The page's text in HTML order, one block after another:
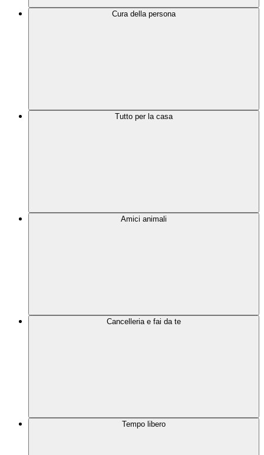
Cura della persona
Tutto per la casa
Amici animali
Cancelleria e fai da te
Tempo libero